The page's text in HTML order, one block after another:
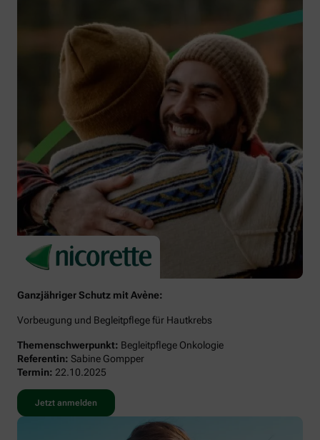
Ganzjähriger Schutz mit Avène:
Vorbeugung und Begleitpflege für Hautkrebs
Themenschwerpunkt: Begleitpflege Onkologie
Referentin: Sabine Gompper
Termin: 22.10.2025
Jetzt anmelden